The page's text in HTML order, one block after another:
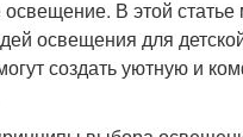
освещение. В этой
освещения для
создать уютную и